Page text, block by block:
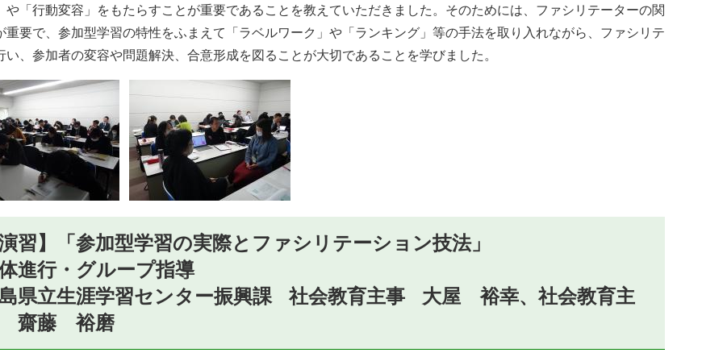
や「行動変容」をもたらすことが重要であることを教えていただきました。そのためには、ファシリテーターの関
重要で、参加型学習の特性をふまえて「ラベルワーク」や「ランキング」等の手法を取り入れながら、ファシリテ
い、参加者の変容や問題解決、合意形成を図ることが大切であることを学びました。
習】「参加型学習の実際とファシリテーション技法」
進行・グループ指導
県立生涯学習センター振興課 社会教育主事 大屋 裕幸、社会教育主
齋藤 裕磨